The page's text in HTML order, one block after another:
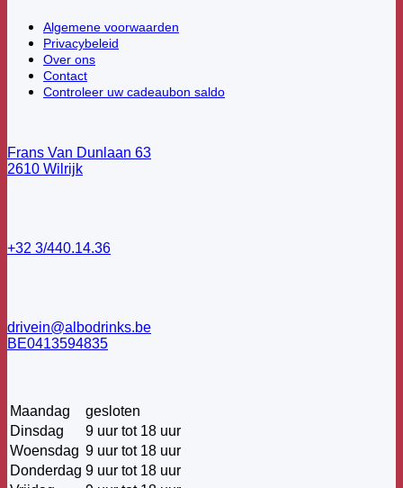
Algemene voorwaarden
Privacybeleid
Over ons
Contact
Controleer uw cadeaubon saldo
Frans Van Dunlaan 63
2610 Wilrijk
+32 3/440.14.36
drivein@albodrinks.be
BE0413594835
Maandag
gesloten
Dinsdag
9 uur tot 18 uur
Woensdag 9 uur tot 18 uur
Donderdag 9 uur tot 18 uur